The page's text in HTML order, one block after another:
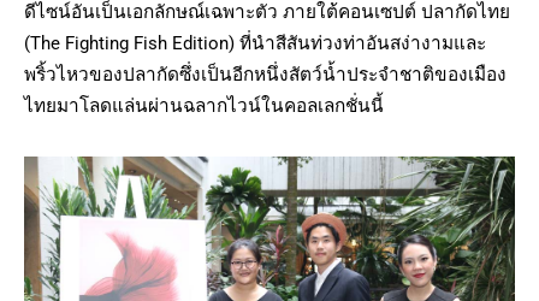
ดีไซน์อันเป็นเอกลักษณ์เฉพาะตัว ภายใต้คอนเซปต์ ปลากัดไทย
(The Fighting Fish Edition) ที่นำสีสันท่วงท่าอันสง่างามและ
พริ้วไหวของปลากัดซึ่งเป็นอีกหนึ่งสัตว์น้ำประจำชาติของเมือง
ไทยมาโลดแล่นผ่านฉลากไวน์ในคอลเลกชั่นนี้